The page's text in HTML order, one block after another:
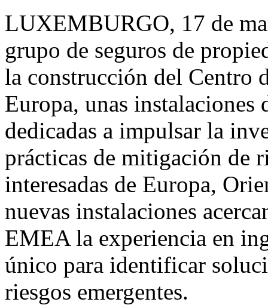
LUXEMBURGO, 17 de
grupo de seguros de
la construcción del Centro
Europa, unas
dedicadas a impulsar la
prácticas de mitigación de
interesadas de Europa,
nuevas instalaciones
EMEA la experiencia en
único para identificar
riesgos emergentes.